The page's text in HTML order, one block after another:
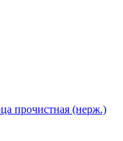
прочистная (нерж.)